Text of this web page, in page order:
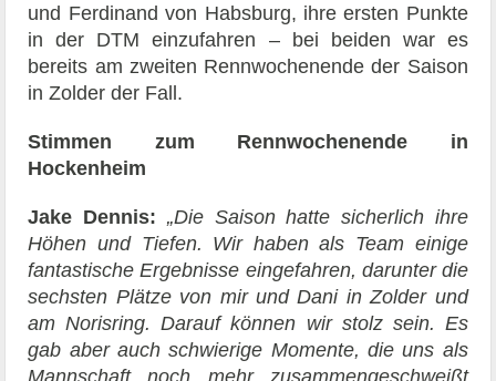
und Ferdinand von Habsburg, ihre ersten Punkte
in der DTM einzufahren – bei beiden war es
bereits am zweiten Rennwochenende der Saison
in Zolder der Fall.
Stimmen zum Rennwochenende in
Hockenheim
Jake Dennis: „Die Saison hatte sicherlich ihre
Höhen und Tiefen. Wir haben als Team einige
fantastische Ergebnisse eingefahren, darunter die
sechsten Plätze von mir und Dani in Zolder und
am Norisring. Darauf können wir stolz sein. Es
gab aber auch schwierige Momente, die uns als